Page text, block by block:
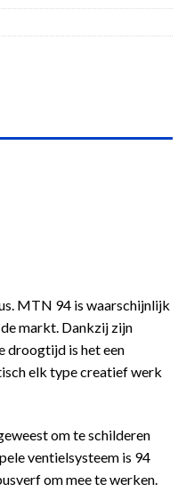
MTN 94 is waarschijnlijk
markt. Dankzij zijn
droogtijd is het een
elk type creatief werk
om te schilderen
ventielsysteem is 94
om mee te werken.